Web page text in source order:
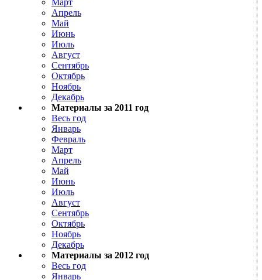
Март
Апрель
Май
Июнь
Июль
Август
Сентябрь
Октябрь
Ноябрь
Декабрь
Материалы за 2011 год
Весь год
Январь
Февраль
Март
Апрель
Май
Июнь
Июль
Август
Сентябрь
Октябрь
Ноябрь
Декабрь
Материалы за 2012 год
Весь год
Январь